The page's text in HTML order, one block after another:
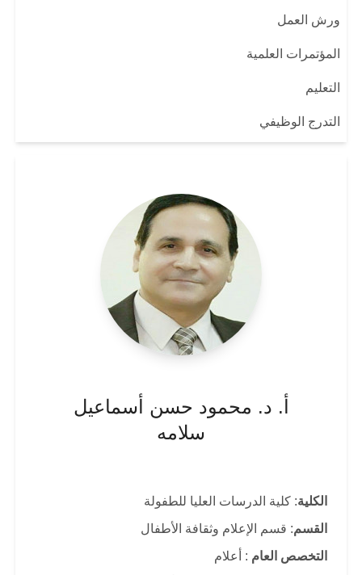
ورش العمل
المؤتمرات العلمية
التعليم
التدرج الوظيفي
أ. د. محمود حسن أسماعيل
سلامه
الكلية: كلية الدرسات العليا للطفولة
القسم: قسم الإعلام وثقافة الأطفال
التخصص العام : أعلام